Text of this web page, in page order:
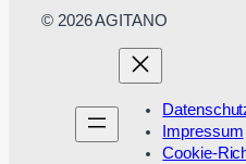
© 2026 AGITANO
Impressum
Cookie-